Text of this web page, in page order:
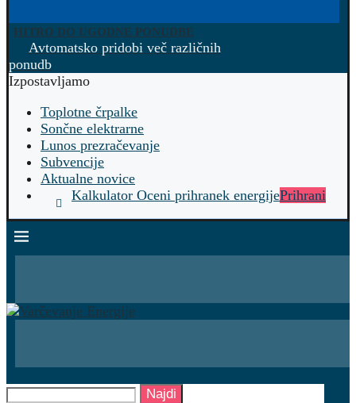
HITRO DO UGODNE PONUDBE
Avtomatsko pridobi več različnih
ponudb
Izpostavljamo
Toplotne črpalke
Sončne elektrarne
Lunos prezračevanje
Subvencije
Aktualne novice
Kalkulator Oceni prihranek energijePrihrani
Najdi